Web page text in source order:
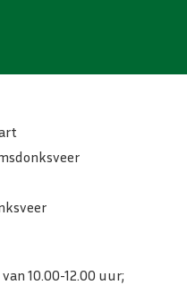
10.00-12.00 uur;